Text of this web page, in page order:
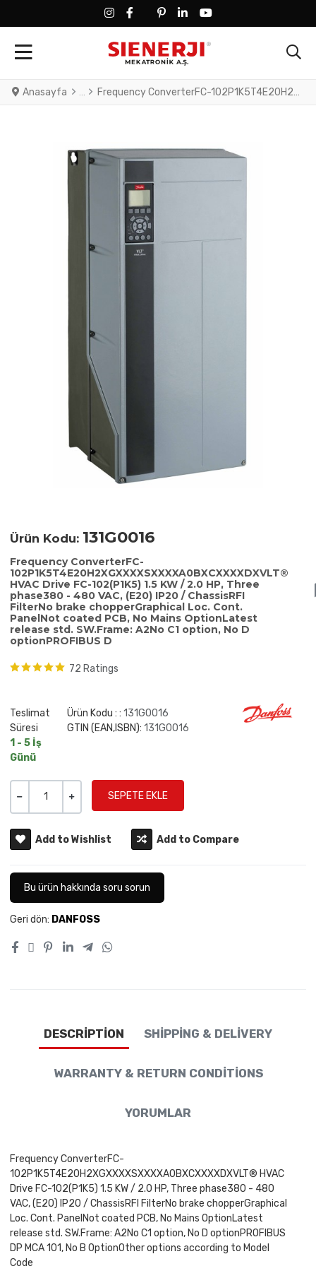
FACEBOOK SOCIAL LINK
FACEBOOK SOCIAL LINK
TWITTER SOCIAL LINK
PINTEREST SOCIAL LINK
LINKEDIN SOCIAL LINK
YOUTUBE SOCIAL LINK
Anasayfa Frequency ConverterFC-102P1K5T4E20H2XGXXXXSXXXXA0BXCXXXXDXVLT® HVAC Drive FC-102(P1K5) 1.5 KW / 2.0 HP, Three phase380 - 480 VAC, (E20) IP20 / ChassisRFI FilterNo brake chopperGraphical Loc. Cont. PanelNot coated PCB, No Mains OptionLatest release std. SW.Frame: A2No C1 option, No D optionPROFIBUS D
Ürün Kodu: 131G0016
Frequency ConverterFC-
102P1K5T4E20H2XGXXXXSXXXXA0BXCXXXXDXVLT®
HVAC Drive FC-102(P1K5) 1.5 KW / 2.0 HP, Three
phase380 - 480 VAC, (E20) IP20 / ChassisRFI
FilterNo brake chopperGraphical Loc. Cont.
PanelNot coated PCB, No Mains OptionLatest
release std. SW.Frame: A2No C1 option, No D
optionPROFIBUS D
72 Ratings
Teslimat
Süresi
1 - 5 İş
Günü
Ürün Kodu : : 131G0016
GTIN (EAN,ISBN): 131G0016
Add to Wishlist Add to Compare
Bu ürün hakkında soru sorun
Geri dön: DANFOSS
DESCRIPTION SHIPPING & DELIVERY
WARRANTY & RETURN CONDITIONS
YORUMLAR
Frequency ConverterFC-
102P1K5T4E20H2XGXXXXSXXXXA0BXCXXXXDXVLT® HVAC
Drive FC-102(P1K5) 1.5 KW / 2.0 HP, Three phase380 - 480
VAC, (E20) IP20 / ChassisRFI FilterNo brake chopperGraphical
Loc. Cont. PanelNot coated PCB, No Mains OptionLatest
release std. SW.Frame: A2No C1 option, No D optionPROFIBUS
DP MCA 101, No B OptionOther options according to Model
Code